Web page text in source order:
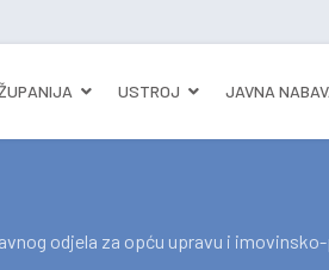
USTROJ JAVNA
odjela za opću upravu i